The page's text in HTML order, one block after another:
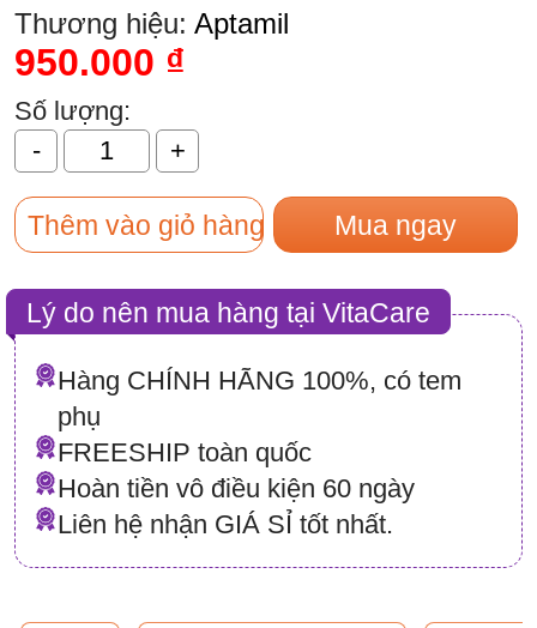
Thương hiệu: Aptamil
950.000 ₫
Số lượng:
Thêm vào giỏ hàng Mua ngay
Lý do nên mua hàng tại VitaCare
Hàng CHÍNH HÃNG 100%, có tem
phụ
FREESHIP toàn quốc
Hoàn tiền vô điều kiện 60 ngày
Liên hệ nhận GIÁ SỈ tốt nhất.